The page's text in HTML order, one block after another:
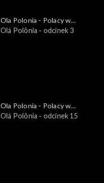
Ola Polonia - Polacy w
Brazylii i Ameryce
Olá Polônia - odcinek 3
Ola Polonia - Polacy w
Brazylii i Ameryce
Olá Polônia - odcinek 15